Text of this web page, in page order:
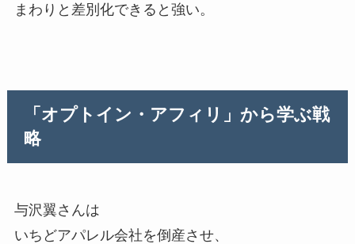
まわりと差別化できると強い。
「オプトイン・アフィリ」から学ぶ戦
略
与沢翼さんは
いちどアパレル会社を倒産させ、